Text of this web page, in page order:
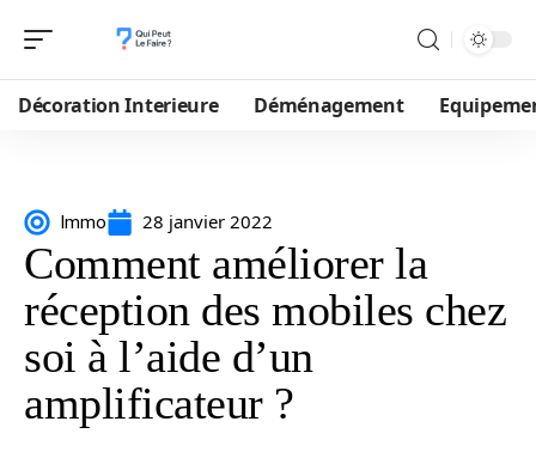
Décoration Interieure Déménagement
Immo 28 janvier 2022
Comment améliorer la
réception des mobiles chez
soi à l’aide d’un
amplificateur ?